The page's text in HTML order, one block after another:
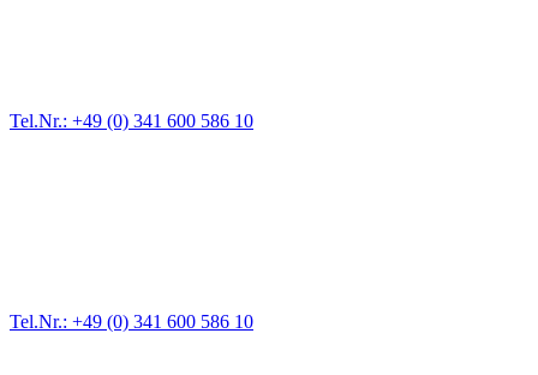
Tel.Nr.: +49 (0) 341 600 586 10
Tel.Nr.: +49 (0) 341 600 586 10